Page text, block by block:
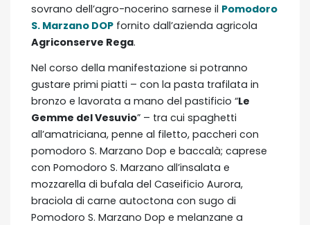
sovrano dell’agro-nocerino sarnese il Pomodoro
S. Marzano DOP fornito dall’azienda agricola
Agriconserve Rega.
Nel corso della manifestazione si potranno
gustare primi piatti – con la pasta trafilata in
bronzo e lavorata a mano del pastificio “Le
Gemme del Vesuvio” – tra cui spaghetti
all’amatriciana, penne al filetto, paccheri con
pomodoro S. Marzano Dop e baccalà; caprese
con Pomodoro S. Marzano all’insalata e
mozzarella di bufala del Caseificio Aurora,
braciola di carne autoctona con sugo di
Pomodoro S. Marzano Dop e melanzane a